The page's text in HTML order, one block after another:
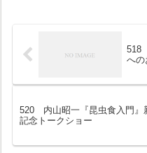
518
への
520 内山昭一『昆虫食入門』
記念トークショー